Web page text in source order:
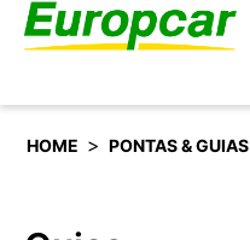
Português
HOME > PONTAS & GUIAS